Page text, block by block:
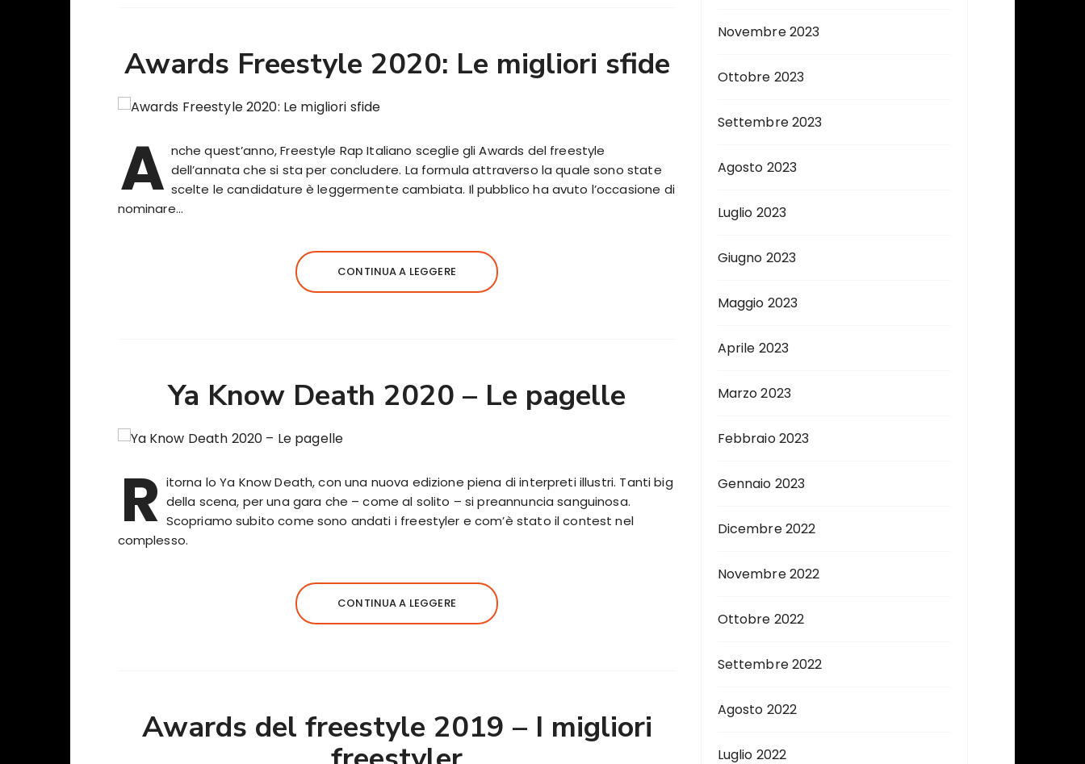
Awards Freestyle 2020: Le migliori sfide
A nche quest’anno, Freestyle Rap Italiano sceglie gli Awards del freestyle
dell’annata che si sta per concludere. La formula attraverso la quale sono state
scelte le candidature è leggermente cambiata. Il pubblico ha avuto l’occasione di
nominare…
CONTINUA A LEGGERE
Ya Know Death 2020 – Le pagelle
R itorna lo Ya Know Death, con una nuova edizione piena di interpreti illustri. Tanti big
della scena, per una gara che – come al solito – si preannuncia sanguinosa.
Scopriamo subito come sono andati i freestyler e com’è stato il contest nel
complesso.
CONTINUA A LEGGERE
Awards del freestyle 2019 – I migliori
Novembre 2023
Ottobre 2023
Settembre 2023
Agosto 2023
Luglio 2023
Giugno 2023
Maggio 2023
Aprile 2023
Marzo 2023
Febbraio 2023
Gennaio 2023
Dicembre 2022
Novembre 2022
Ottobre 2022
Settembre 2022
Agosto 2022
Luglio 2022